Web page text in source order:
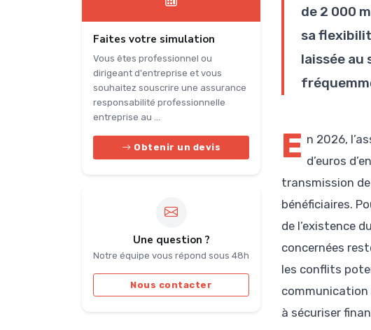
Faites votre simulation
Vous êtes professionnel ou
dirigeant d'entreprise et vous
souhaitez souscrire une assurance
responsabilité professionnelle
entreprise au ...
Obtenir un devis
Une question ?
Notre équipe vous répond sous 48h
Nous contacter
de 2 000
sa
laissée
E n 2026,
d’euros
transmission
bénéficiaires.
de l’existence
concernées
les conflits
à sécuriser